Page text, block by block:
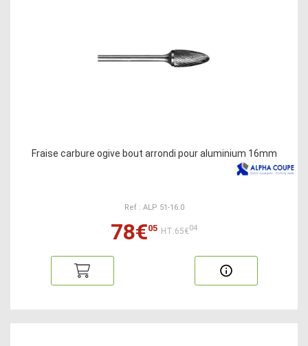
Fraise carbure ogive bout arrondi pour aluminium 16mm
Ref : ALP 51-16.0
78€05 HT:65€04